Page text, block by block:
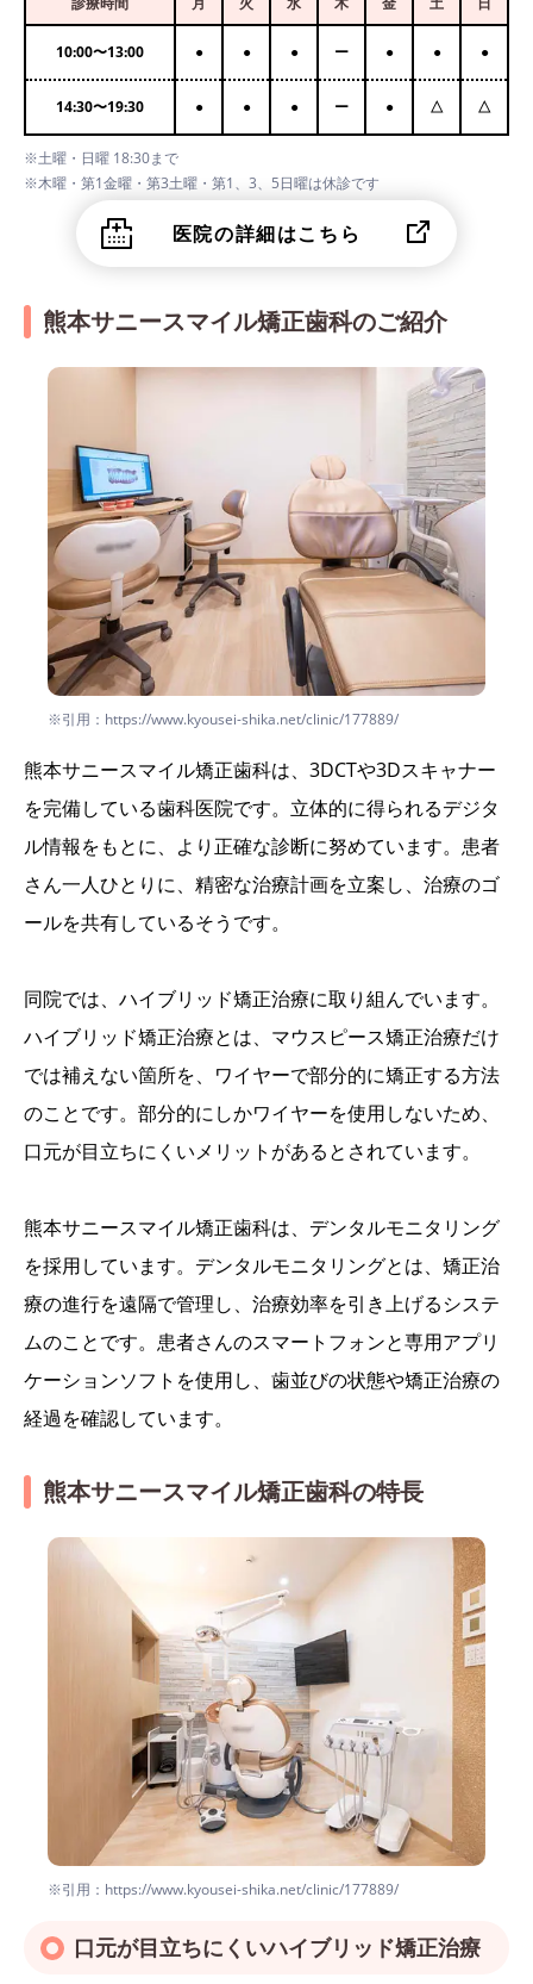
10:00〜13:00 ● ● ● ー ● ● ●
14:30〜19:30 ● ● ● ー ● △ △
※土曜・日曜 18:30まで
※木曜・第1金曜・第3土曜・第1、3、5日曜は休診です
医院の詳細はこちら
熊本サニースマイル矯正歯科のご紹介
※引用：https://www.kyousei-shika.net/clinic/177889/
熊本サニースマイル矯正歯科は、3DCTや3Dスキャナー
を完備している歯科医院です。立体的に得られるデジタ
ル情報をもとに、より正確な診断に努めています。患者
さん一人ひとりに、精密な治療計画を立案し、治療のゴ
ールを共有しているそうです。
同院では、ハイブリッド矯正治療に取り組んでいます。
ハイブリッド矯正治療とは、マウスピース矯正治療だけ
では補えない箇所を、ワイヤーで部分的に矯正する方法
のことです。部分的にしかワイヤーを使用しないため、
口元が目立ちにくいメリットがあるとされています。
熊本サニースマイル矯正歯科は、デンタルモニタリング
を採用しています。デンタルモニタリングとは、矯正治
療の進行を遠隔で管理し、治療効率を引き上げるシステ
ムのことです。患者さんのスマートフォンと専用アプリ
ケーションソフトを使用し、歯並びの状態や矯正治療の
経過を確認しています。
熊本サニースマイル矯正歯科の特長
※引用：https://www.kyousei-shika.net/clinic/177889/
口元が目立ちにくいハイブリッド矯正治療